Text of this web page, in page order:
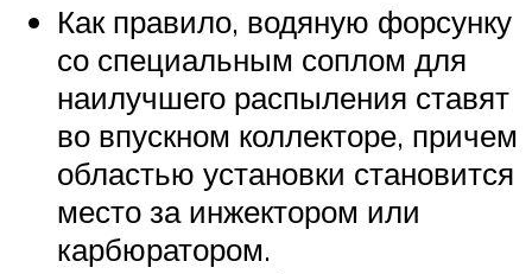
Как правило, водяную форсунку
со специальным соплом для
наилучшего распыления ставят
во впускном коллекторе, причем
областью установки становится
место за инжектором или
карбюратором.